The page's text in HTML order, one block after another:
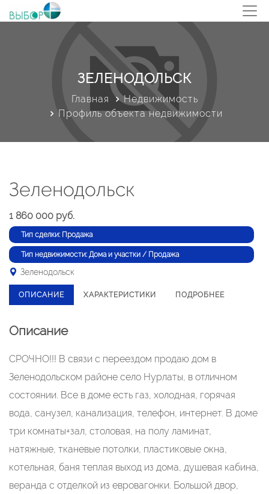
ЗЕЛЕНОДОЛЬСК
Главная
Недвижимость
Профиль объекта недвижимости
Зеленодольск
1 860 000 руб.
Тип сделки: Продажа
Тип недвижимости: Дома и участки / Продажа
Зеленодольск
ОПИСАНИЕ ХАРАКТЕРИСТИКИ ПОДРОБНЕЕ
Описание
СРОЧНО!!! В связи с переездом продаю дом в
Зеленодольском районе село Нурлаты, в отличном
состоянии. Все в доме есть газ, холодная, горячая
вода, санузел, канализация, телефон, интернет. В доме
три комнаты+зал, столовая, на полу ламинат,
натяжные, тканевые потолки, пластиковые окна,
котельная, баня теплая выход из дома, душевая кабина,
веранда с отделкой из евровагонки. Большой двор,